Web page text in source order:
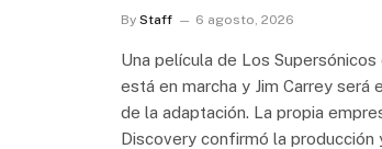
By Staff 6 agosto, 2026
Una película de Los Supersónicos
está en marcha y Jim Carrey será
de la adaptación. La propia
Discovery confirmó la producción